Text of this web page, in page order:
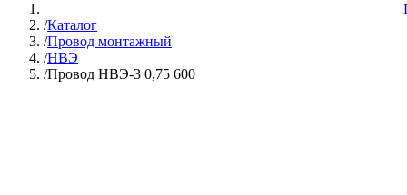
/Каталог
/Провод монтажный
/НВЭ
/Провод НВЭ-3 0,75 600